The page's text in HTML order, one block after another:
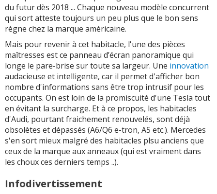
du futur dès 2018 ... Chaque nouveau modèle concurrent
qui sort atteste toujours un peu plus que le bon sens
règne chez la marque américaine.
Mais pour revenir à cet habitacle, l'une des pièces
maîtresses est ce panneau d’écran panoramique qui
longe le pare-brise sur toute sa largeur. Une innovation
audacieuse et intelligente, car il permet d'afficher bon
nombre d'informations sans être trop intrusif pour les
occupants. On est loin de la promiscuité d'une Tesla tout
en évitant la surcharge. Et à ce propos, les habitacles
d'Audi, pourtant fraichement renouvelés, sont déjà
obsolètes et dépassés (A6/Q6 e-tron, A5 etc.). Mercedes
s'en sort mieux malgré des habitacles plsu anciens que
ceux de la marque aux anneaux (qui est vraiment dans
les choux ces derniers temps ..).
Infodivertissement